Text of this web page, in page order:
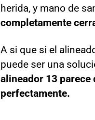
herida, y mano de
completamente
A si que si el
puede ser una
alineador 13 parece
perfectamente.